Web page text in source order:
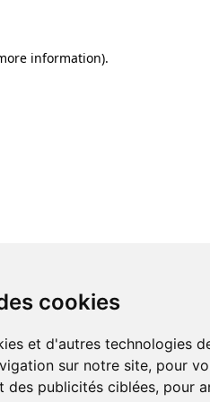
cookies
et d'autres technologies
sur notre site, pour
des publicités ciblées, pour
information).